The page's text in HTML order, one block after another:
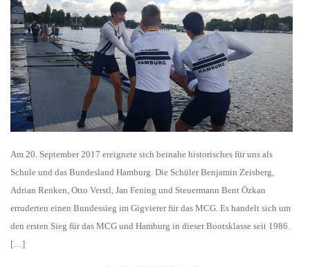
Am 20. September 2017 ereignete sich beinahe historisches für uns als
Schule und das Bundesland Hamburg. Die Schüler Benjamin Zeisberg,
Adrian Renken, Otto Verstl, Jan Fening und Steuermann Bent Özkan
erruderten einen Bundessieg im Gigvierer für das MCG. Es handelt sich um
den ersten Sieg für das MCG und Hamburg in dieser Bootsklasse seit 1986.
[…]